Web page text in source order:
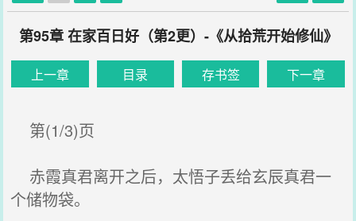
第95章 在家百日好（第2更）-《从拾荒开始修仙》
上一章 目录 存书签 下一章
第(1/3)页
赤霞真君离开之后，太悟子丢给玄辰真君一
个储物袋。